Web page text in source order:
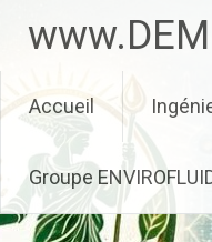
contenu
Accueil
Groupe